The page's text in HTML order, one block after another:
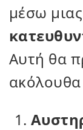
μέσω μιας
Αυτή θα